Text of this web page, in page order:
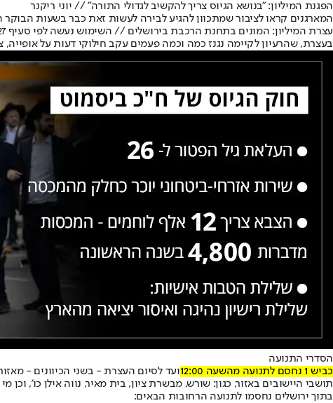
הפגנת המיליון: "בנושא הגיוס צריך להקשיב לגדולי התורה" // יוני ריקנר
המארגנים קראו לציבור שמתכוון להגיע לבירה לעשות זאת כבר בשעות
עצרת המיליון: המונים בתחנת הרכבת בירושלים // השימוש נעשה לפי סעיף 27א' לחוק זכויות יוצרים
בעצרת, שהרעיון לקיימה נגנז כמה וכמה פעמים עקב חילוקי דעות על
הסדרי התנועה
כביש 1 נחסם לתנועה מהשעה 12:00
ועד לסיום העצרת - בשני הכיוונים -
תושבי היישובים באזור, כגון: שורש, מבשרת ציון, בית מאיר, נווה אילן כו', וכן
בתוך ירושלים נחסמו לתנועה הרחובות הבאים: